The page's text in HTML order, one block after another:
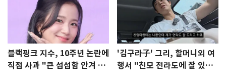
블랙핑크 지수, 10주년 논란에
직접 사과 "큰 섭섭함 안겨 미
'김구라子' 그리, 할머니외 여
행서 "친모 전라도에 잘 있